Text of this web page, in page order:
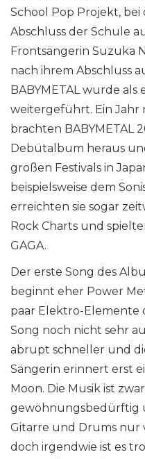
School Pop Projekt,
Abschluss der Schule
Frontsängerin Suzuka
nach ihrem Abschluss
BABYMETAL wurde
weitergeführt. Ein Jahr
brachten BABYMETAL
Debütalbum heraus
großen Festivals in
beispielsweise dem
erreichten sie sogar
Rock Charts und
GAGA.
Der erste Song des
beginnt eher Power
paar Elektro-Elemente
Song noch nicht sehr
abrupt schneller und
Sängerin erinnert erst
Moon. Die Musik ist
gewöhnungsbedürftig
Gitarre und Drums nur
doch irgendwie ist es